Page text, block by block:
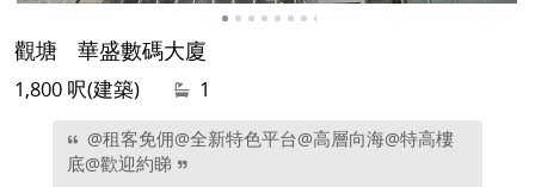
觀塘 華盛數碼大廈
1,800 呎(建築) 1
@租客免佣@全新特色平台@高層向海@特高樓
底@歡迎約睇